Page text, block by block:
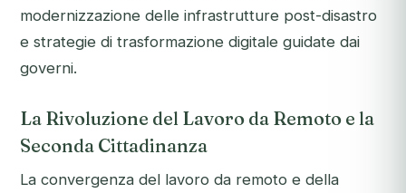
modernizzazione delle infrastrutture post-disastro
e strategie di trasformazione digitale guidate dai
governi.
La Rivoluzione del Lavoro da Remoto e la
Seconda Cittadinanza
La convergenza del lavoro da remoto e della